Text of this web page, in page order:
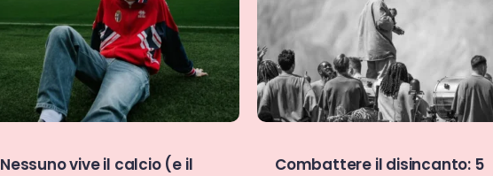
Combattere il disincanto: 5
“2025-2026”: Rap, Stranger